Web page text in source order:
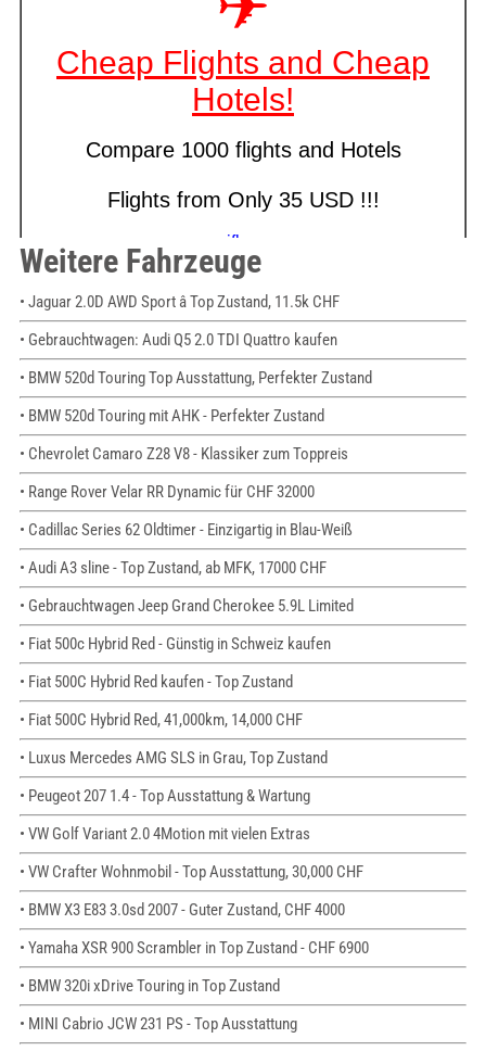
Weitere Fahrzeuge
• Jaguar 2.0D AWD Sport â Top Zustand, 11.5k CHF
• Gebrauchtwagen: Audi Q5 2.0 TDI Quattro kaufen
• BMW 520d Touring Top Ausstattung, Perfekter Zustand
• BMW 520d Touring mit AHK - Perfekter Zustand
• Chevrolet Camaro Z28 V8 - Klassiker zum Toppreis
• Range Rover Velar RR Dynamic für CHF 32000
• Cadillac Series 62 Oldtimer - Einzigartig in Blau-Weiß
• Audi A3 sline - Top Zustand, ab MFK, 17000 CHF
• Gebrauchtwagen Jeep Grand Cherokee 5.9L Limited
• Fiat 500c Hybrid Red - Günstig in Schweiz kaufen
• Fiat 500C Hybrid Red kaufen - Top Zustand
• Fiat 500C Hybrid Red, 41,000km, 14,000 CHF
• Luxus Mercedes AMG SLS in Grau, Top Zustand
• Peugeot 207 1.4 - Top Ausstattung & Wartung
• VW Golf Variant 2.0 4Motion mit vielen Extras
• VW Crafter Wohnmobil - Top Ausstattung, 30,000 CHF
• BMW X3 E83 3.0sd 2007 - Guter Zustand, CHF 4000
• Yamaha XSR 900 Scrambler in Top Zustand - CHF 6900
• BMW 320i xDrive Touring in Top Zustand
• MINI Cabrio JCW 231 PS - Top Ausstattung